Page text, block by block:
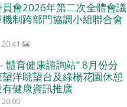
會2026年第二次全體會議
制跨部門協調小組聯合會
體育健康諮詢站” 8月份分
洋眺望台及綠楊花園休憩
健康資訊推廣